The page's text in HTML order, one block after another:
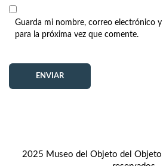
Guarda mi nombre, correo electrónico
para la próxima vez que comente.
2025 Museo del Objeto del Objeto